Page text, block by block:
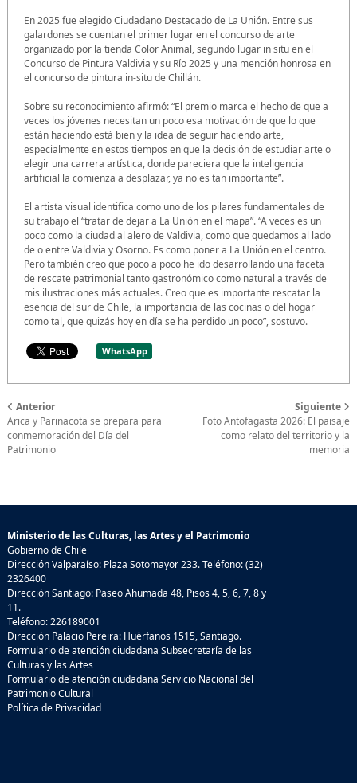
En 2025 fue elegido Ciudadano Destacado de La Unión. Entre sus
galardones se cuentan el primer lugar en el concurso de arte
organizado por la tienda Color Animal, segundo lugar in situ en el
Concurso de Pintura Valdivia y su Río 2025 y una mención honrosa en
el concurso de pintura in-situ de Chillán.
Sobre su reconocimiento afirmó: “El premio marca el hecho de que a
veces los jóvenes necesitan un poco esa motivación de que lo que
están haciendo está bien y la idea de seguir haciendo arte,
especialmente en estos tiempos en que la decisión de estudiar arte o
elegir una carrera artística, donde pareciera que la inteligencia
artificial la comienza a desplazar, ya no es tan importante”.
El artista visual identifica como uno de los pilares fundamentales de
su trabajo el “tratar de dejar a La Unión en el mapa”. “A veces es un
poco como la ciudad al alero de Valdivia, como que quedamos al lado
de o entre Valdivia y Osorno. Es como poner a La Unión en el centro.
Pero también creo que poco a poco he ido desarrollando una faceta
de rescate patrimonial tanto gastronómico como natural a través de
mis ilustraciones más actuales. Creo que es importante rescatar la
esencia del sur de Chile, la importancia de las cocinas o del hogar
como tal, que quizás hoy en día se ha perdido un poco”, sostuvo.
WhatsApp
Anterior
Arica y Parinacota se prepara para
conmemoración del Día del
Patrimonio
Siguiente
Foto Antofagasta 2026: El paisaje
como relato del territorio y la
memoria
Ministerio de las Culturas, las Artes y el Patrimonio
Gobierno de Chile
Dirección Valparaíso: Plaza Sotomayor 233. Teléfono: (32)
2326400
Dirección Santiago: Paseo Ahumada 48, Pisos 4, 5, 6, 7, 8 y
11.
Teléfono: 226189001
Dirección Palacio Pereira: Huérfanos 1515, Santiago.
Formulario de atención ciudadana Subsecretaría de las
Culturas y las Artes
Formulario de atención ciudadana Servicio Nacional del
Patrimonio Cultural
Política de Privacidad